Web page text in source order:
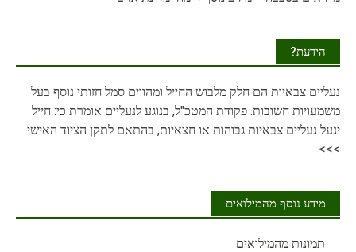
הידעת?
נעליים צבאיות הם חלק מלבוש החייל ומהווים סמל חזותי נוסף בעל
משמעויות חשובות. פקודת המטכ"ל, בנוגע לנעליים אומרת כי: חייל
ינעל נעליים צבאיות גבוהות או חצאיות, בהתאם לתקן הציוד האישי
>>>
מידע נוסף מהמילואים
תמונות מהמילואים